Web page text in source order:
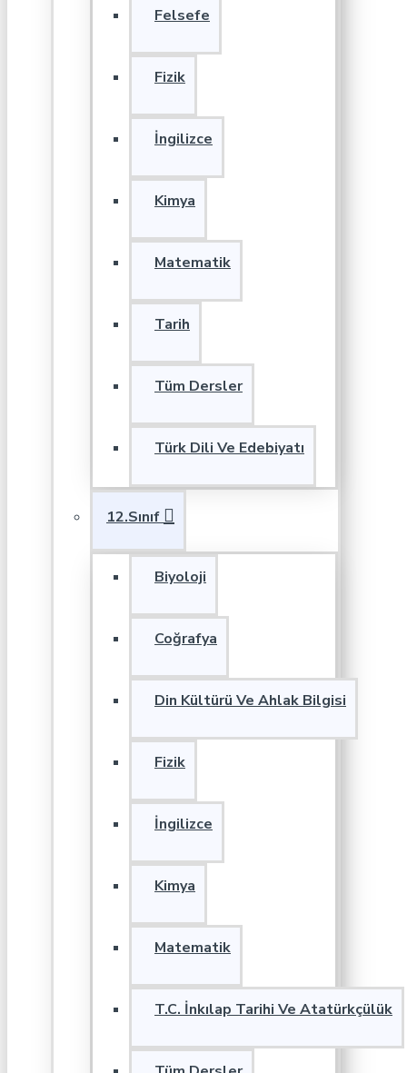
Felsefe
Fizik
İngilizce
Kimya
Matematik
Tarih
Tüm Dersler
Türk Dili Ve Edebiyatı
12.Sınıf
Biyoloji
Coğrafya
Din Kültürü Ve Ahlak Bilgisi
Fizik
İngilizce
Kimya
Matematik
T.C. İnkılap Tarihi Ve Atatürkçülük